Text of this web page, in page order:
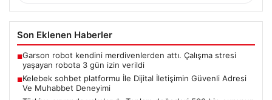
BTC 3095000 ▲ +0.15%
Son Eklenen Haberler
■Garson robot kendini merdivenlerden attı. Çalışma stresi
yaşayan robota 3 gün izin verildi